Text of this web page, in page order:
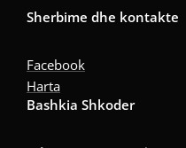
Sherbime dhe kontakte
Facebook
Harta
Bashkia Shkoder